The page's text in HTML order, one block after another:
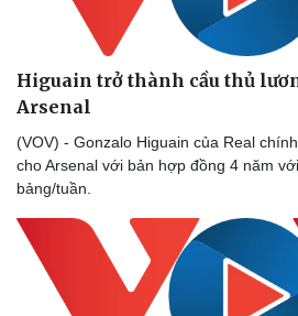
Higuain trở thành cầu thủ
Arsenal
(VOV) - Gonzalo Higuain của Real
cho Arsenal với bản hợp đồng 4 năm
bảng/tuần.